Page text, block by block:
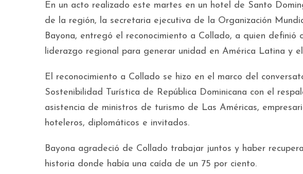
En un acto realizado este martes en un hotel de Santo
de la región, la secretaria ejecutiva de la Organización
Bayona, entregó el reconocimiento a Collado, a quien definió
liderazgo regional para generar unidad en América Latina y
El reconocimiento a Collado se hizo en el marco del
Sostenibilidad Turística de República Dominicana con el
asistencia de ministros de turismo de Las Américas,
hoteleros, diplomáticos e invitados.
Bayona agradeció de Collado trabajar juntos y haber
historia donde había una caída de un 75 por ciento.